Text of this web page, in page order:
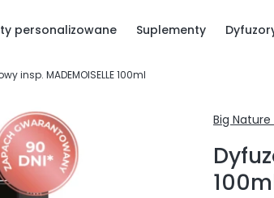
personalizowane Suplementy
insp. MADEMOISELLE 100ml
Big Nature